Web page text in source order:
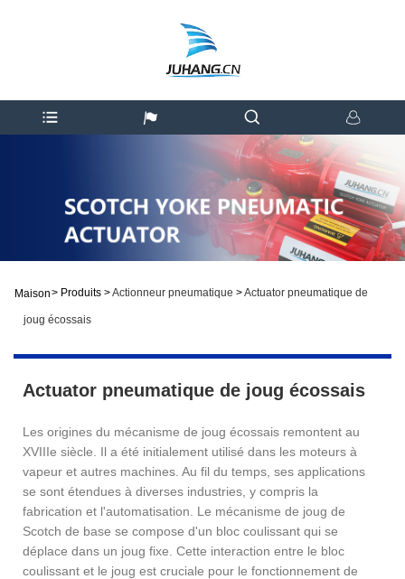
Maison> Produits >Actionneur pneumatique >Actuator pneumatique de
joug écossais
Actuator pneumatique de joug écossais
Les origines du mécanisme de joug écossais remontent au
XVIIIe siècle. Il a été initialement utilisé dans les moteurs à
vapeur et autres machines. Au fil du temps, ses applications
se sont étendues à diverses industries, y compris la
fabrication et l'automatisation. Le mécanisme de joug de
Scotch de base se compose d'un bloc coulissant qui se
déplace dans un joug fixe. Cette interaction entre le bloc
coulissant et le joug est cruciale pour le fonctionnement de